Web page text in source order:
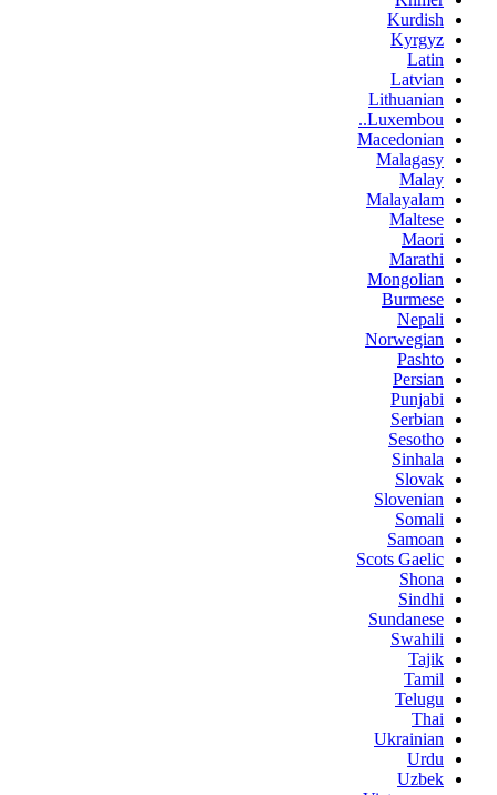
Kurdish
Kyrgyz
Latin
Latvian
Lithuanian
Luxembou..
Macedonian
Malagasy
Malay
Malayalam
Maltese
Maori
Marathi
Mongolian
Burmese
Nepali
Norwegian
Pashto
Persian
Punjabi
Serbian
Sesotho
Sinhala
Slovak
Slovenian
Somali
Samoan
Scots Gaelic
Shona
Sindhi
Sundanese
Swahili
Tajik
Tamil
Telugu
Thai
Ukrainian
Urdu
Uzbek